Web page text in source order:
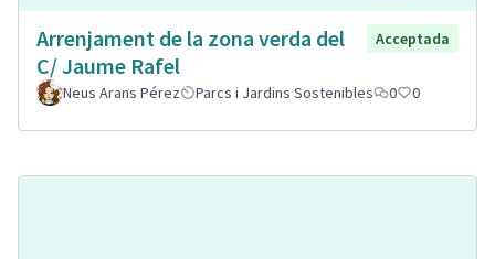
Arrenjament de la zona verda del
C/ Jaume Rafel
Acceptada
Neus Arans Pérez Parcs i Jardins Sostenibles 0 0